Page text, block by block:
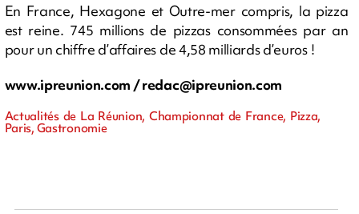
En France, Hexagone et Outre-mer compris, la pizza
est reine. 745 millions de pizzas consommées par an
pour un chiffre d’affaires de 4,58 milliards d’euros !
www.ipreunion.com /redac@ipreunion.com
Actualités de La Réunion, Championnat de France, Pizza,
Paris, Gastronomie